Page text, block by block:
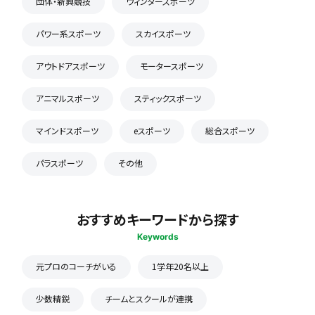
パワー系スポーツ スカイスポーツ
アウトドアスポーツ モータースポーツ
アニマルスポーツ スティックスポーツ
マインドスポーツ eスポーツ 総合スポーツ
パラスポーツ その他
おすすめキーワードから探す
Keywords
元プロのコーチがいる 1学年20名以上
少数精鋭 チームとスクールが連携